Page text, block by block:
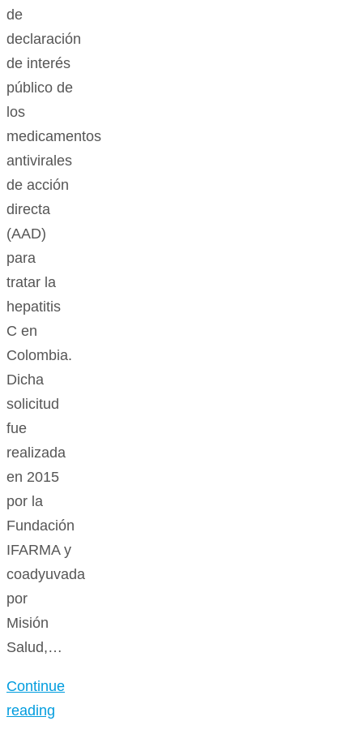
de
declaración
de interés
público de
los
medicamentos
antivirales
de acción
directa
(AAD)
para
tratar la
hepatitis
C en
Colombia.
Dicha
solicitud
fue
realizada
en 2015
por la
Fundación
IFARMA y
coadyuvada
por
Misión
Salud,…
Continue
reading